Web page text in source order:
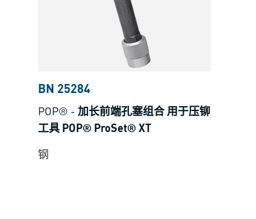
BN 25284
POP® - 加长前端孔塞组合 用于压铆
工具 POP® ProSet® XT
钢